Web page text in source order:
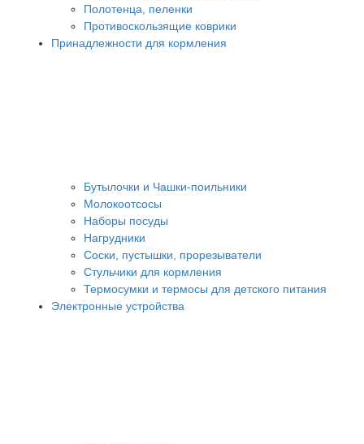
Полотенца, пеленки
Противоскользящие коврики
Принадлежности для кормления
Бутылочки и Чашки-поильники
Молокоотсосы
Наборы посуды
Нагрудники
Соски, пустышки, прорезыватели
Стульчики для кормления
Термосумки и термосы для детского питания
Электронные устройства